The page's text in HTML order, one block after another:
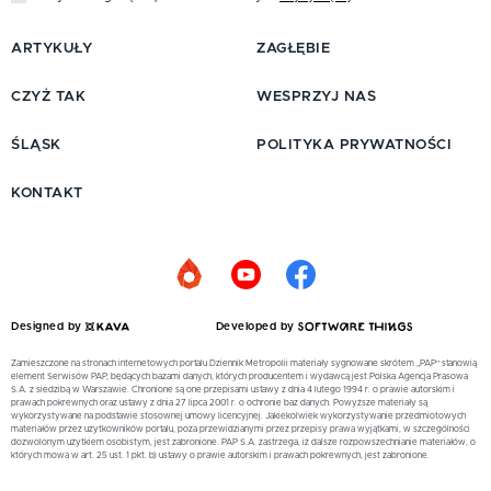
ARTYKUŁY
CZYŻ TAK
ŚLĄSK
ZAGŁĘBIE
WESPRZYJ NAS
POLITYKA PRYWATNOŚCI
KONTAKT
Designed by Developed by
Zamieszczone na stronach internetowych portalu Dziennik Metropolii materiały sygnowane skrótem „PAP” stanowią
element Serwisów PAP, będących bazami danych, których producentem i wydawcą jest Polska Agencja Prasowa
S.A. z siedzibą w Warszawie. Chronione są one przepisami ustawy z dnia 4 lutego 1994 r. o prawie autorskim i
prawach pokrewnych oraz ustawy z dnia 27 lipca 2001 r. o ochronie baz danych. Powyższe materiały są
wykorzystywane na podstawie stosownej umowy licencyjnej. Jakiekolwiek wykorzystywanie przedmiotowych
materiałów przez użytkowników portalu, poza przewidzianymi przez przepisy prawa wyjątkami, w szczególności
dozwolonym użytkiem osobistym, jest zabronione. PAP S.A. zastrzega, iż dalsze rozpowszechnianie materiałów, o
których mowa w art. 25 ust. 1 pkt. b) ustawy o prawie autorskim i prawach pokrewnych, jest zabronione.